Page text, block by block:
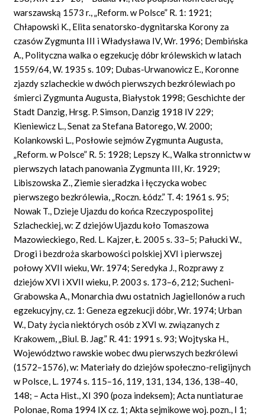
warszawską 1573 r., „Reform. w Polsce” R. 1: 1921;
Chłapowski K., Elita senatorsko-dygnitarska Korony za
czasów Zygmunta III i Władysława IV, Wr. 1996; Dembińska
A., Polityczna walka o egzekucję dóbr królewskich w latach
1559/64, W. 1935 s. 109; Dubas-Urwanowicz E., Koronne
zjazdy szlacheckie w dwóch pierwszych bezkrólewiach po
śmierci Zygmunta Augusta, Białystok 1998; Geschichte der
Stadt Danzig, Hrsg. P. Simson, Danzig 1918 IV 229;
Kieniewicz L., Senat za Stefana Batorego, W. 2000;
Kolankowski L., Posłowie sejmów Zygmunta Augusta,
„Reform. w Polsce” R. 5: 1928; Lepszy K., Walka stronnictw w
pierwszych latach panowania Zygmunta III, Kr. 1929;
Libiszowska Z., Ziemie sieradzka i łęczycka wobec
pierwszego bezkrólewia, „Roczn. Łódz.” T. 4: 1961 s. 95;
Nowak T., Dzieje Ujazdu do końca Rzeczypospolitej
Szlacheckiej, w: Z dziejów Ujazdu koło Tomaszowa
Mazowieckiego, Red. L. Kajzer, Ł. 2005 s. 33–5; Pałucki W.,
Drogi i bezdroża skarbowości polskiej XVI i pierwszej
połowy XVII wieku, Wr. 1974; Seredyka J., Rozprawy z
dziejów XVI i XVII wieku, P. 2003 s. 173–6, 212; Sucheni-
Grabowska A., Monarchia dwu ostatnich Jagiellonów a ruch
egzekucyjny, cz. 1: Geneza egzekucji dóbr, Wr. 1974; Urban
W., Daty życia niektórych osób z XVI w. związanych z
Krakowem, „Biul. B. Jag.” R. 41: 1991 s. 93; Wojtyska H.,
Województwo rawskie wobec dwu pierwszych bezkrólewi
(1572–1576), w: Materiały do dziejów społeczno-religijnych
w Polsce, L. 1974 s. 115–16, 119, 131, 134, 136, 138–40,
148; – Acta Hist., XI 390 (poza indeksem); Acta nuntiaturae
Polonae, Roma 1994 IX cz. 1; Akta sejmikowe woj. pozn., I 1;